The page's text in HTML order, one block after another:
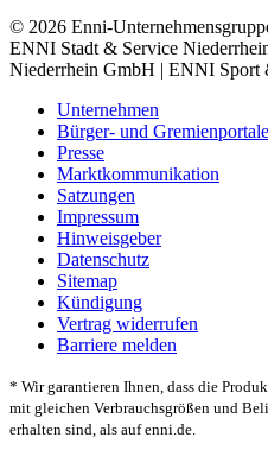
© 2026 Enni-
ENNI Stadt & Service
Niederrhein GmbH | ENNI Sport
Unternehmen
Bürger- und Gremienportale
Presse
Marktkommunikation
Satzungen
Impressum
Hinweisgeber
Datenschutz
Sitemap
Kündigung
Vertrag widerrufen
Barriere melden
* Wir garantieren Ihnen, dass die
mit gleichen Verbrauchsgrößen und
erhalten sind, als auf enni.de.